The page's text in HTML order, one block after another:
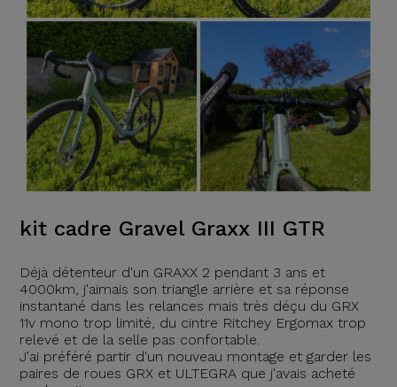
kit cadre Gravel Graxx III GTR
Déjà détenteur d'un GRAXX 2 pendant 3 ans et
4000km, j'aimais son triangle arrière et sa réponse
instantané dans les relances mais très déçu du GRX
11v mono trop limité, du cintre Ritchey Ergomax trop
relevé et de la selle pas confortable.
J'ai préféré partir d'un nouveau montage et garder les
paires de roues GRX et ULTEGRA que j'avais acheté